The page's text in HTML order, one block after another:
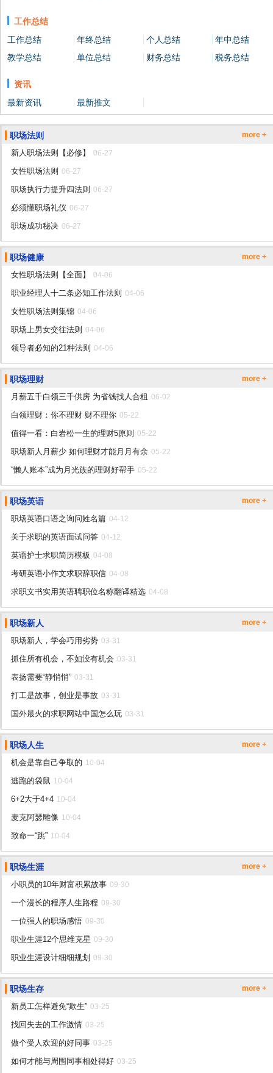
工作总结
工作总结
年终总结 个人总结
年中总结
教学总结
单位总结 财务总结 税务总结
资讯
最新资讯
最新推文
职场法则 more +
新人职场法则【必修】 06-27
女性职场法则 06-27
职场执行力提升四法则 06-27
必须懂职场礼仪 06-27
职场成功秘决 06-27
职场健康 more +
女性职场法则【全面】 04-06
职业经理人十二条必知工作法则 04-06
女性职场法则集锦 04-06
职场上男女交往法则 04-06
领导者必知的21种法则 04-06
职场理财 more +
月薪五千白领三千供房 为省钱找人合租 06-02
白领理财：你不理财 财不理你 05-22
值得一看：白岩松一生的理财5原则 05-22
职场新人月薪少 如何理财才能月月有余 05-22
“懒人账本”成为月光族的理财好帮手 05-22
职场英语 more +
职场英语口语之询问姓名篇 04-12
关于求职的英语面试问答 04-12
英语护士求职简历模板 04-08
考研英语小作文求职辞职信 04-08
求职文书实用英语聘职位名称翻译精选 04-08
职场新人 more +
职场新人，学会巧用劣势 03-31
抓住所有机会，不如没有机会 03-31
表扬需要“静悄悄” 03-31
打工是故事，创业是事故 03-31
国外最火的求职网站中国怎么玩 03-31
职场人生 more +
机会是靠自己争取的 10-04
逃跑的袋鼠 10-04
6+2大于4+4 10-04
麦克阿瑟雕像 10-04
致命一“跳” 10-04
职场生涯 more +
小职员的10年财富积累故事 09-30
一个漫长的程序人生路程 09-30
一位强人的职场感悟 09-30
职业生涯12个思维克星 09-30
职业生涯设计细细规划 09-30
职场生存 more +
新员工怎样避免“欺生” 03-25
找回失去的工作激情 03-25
做个受人欢迎的好同事 03-25
如何才能与周围同事相处得好 03-25